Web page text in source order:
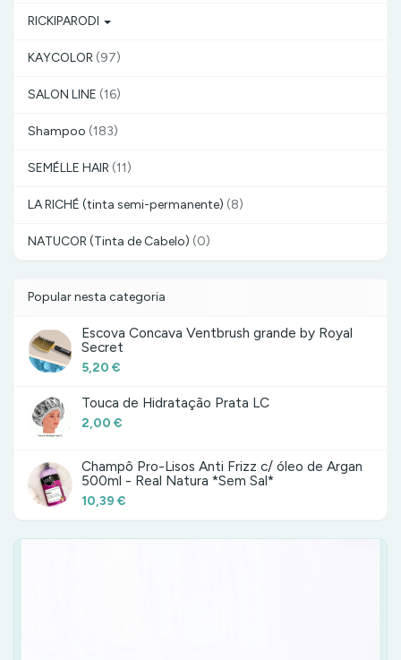
RICKIPARODI
KAYCOLOR (97)
SALON LINE (16)
Shampoo (183)
SEMÉLLE HAIR (11)
LA RICHÉ (tinta semi-permanente) (8)
NATUCOR (Tinta de Cabelo) (0)
Popular nesta categoria
Escova Concava Ventbrush grande by Royal
Secret
5,20 €
Touca de Hidratação Prata LC
2,00 €
Champô Pro-Lisos Anti Frizz c/ óleo de Argan
500ml - Real Natura *Sem Sal*
10,39 €